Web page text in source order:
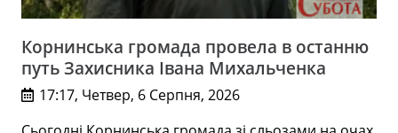
Корнинська громада провела в останню
путь Захисника Івана Михальченка
17:17, Четвер, 6 Серпня, 2026